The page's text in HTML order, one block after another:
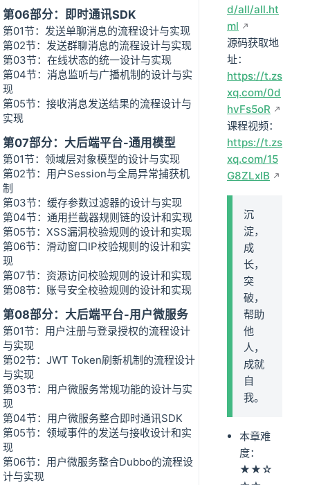
第06部分：即时通讯SDK
第01节：发送单聊消息的流程设计与实现
第02节：发送群聊消息的流程设计与实现
第03节：在线状态的统一设计与实现
第04节：消息监听与广播机制的设计与实
现
第05节：接收消息发送结果的流程设计与
实现
第07部分：大后端平台-通用模型
第01节：领域层对象模型的设计与实现
第02节：用户Session与全局异常捕获机
制
第03节：缓存参数过滤器的设计与实现
第04节：通用拦截器规则链的设计和实现
第05节：XSS漏洞校验规则的设计和实现
第06节：滑动窗口IP校验规则的设计和实
现
第07节：资源访问校验规则的设计和实现
第08节：账号安全校验规则的设计和实现
第08部分：大后端平台-用户微服务
第01节：用户注册与登录授权的流程设计
与实现
第02节：JWT Token刷新机制的流程设计
与实现
第03节：用户微服务常规功能的设计与实
现
第04节：用户微服务整合即时通讯SDK
第05节：领域事件的发送与接收设计和实
现
第06节：用户微服务整合Dubbo的流程设
计与实现
d/all/all.ht
ml
源码获取地
址：
https://t.zs
xq.com/0d
hvFs5oR
课程视频：
https://t.zs
xq.com/15
G8ZLxlB
沉
淀，
成
长，
突
破，
帮助
他
人，
成就
自
我。
本章难
度：
★★☆